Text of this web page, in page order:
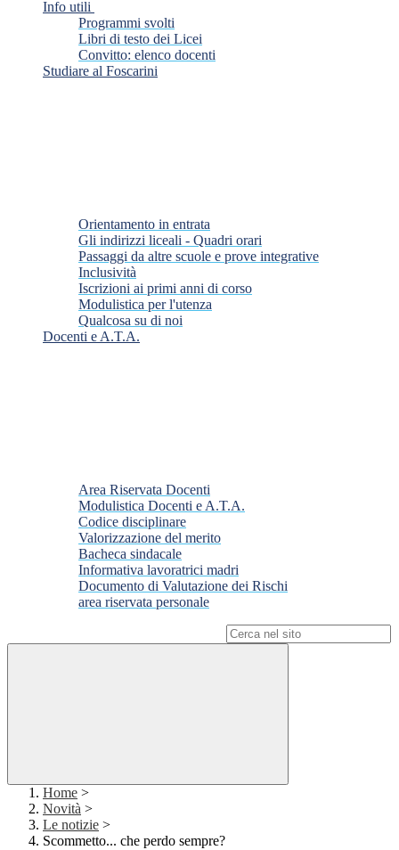
Info utili
Programmi svolti
Libri di testo dei Licei
Convitto: elenco docenti
Studiare al Foscarini
Orientamento in entrata
Gli indirizzi liceali - Quadri orari
Passaggi da altre scuole e prove integrative
Inclusività
Iscrizioni ai primi anni di corso
Modulistica per l'utenza
Qualcosa su di noi
Docenti e A.T.A.
Area Riservata Docenti
Modulistica Docenti e A.T.A.
Codice disciplinare
Valorizzazione del merito
Bacheca sindacale
Informativa lavoratrici madri
Documento di Valutazione dei Rischi
area riservata personale
Home >
Novità >
Le notizie >
Scommetto... che perdo sempre?